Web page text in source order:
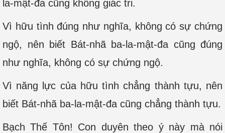
la-mật-đa cũng không giác tri.
Vì hữu tình đúng như nghĩa, không có sự chứng
ngộ, nên biết Bát-nhã ba-la-mật-đa cũng đúng
như nghĩa, không có sự chứng ngộ.
Vì năng lực của hữu tình chẳng thành tựu, nên
biết Bát-nhã ba-la-mật-đa cũng chẳng thành tựu.
Bạch Thế Tôn! Con duyên theo ý này mà nói